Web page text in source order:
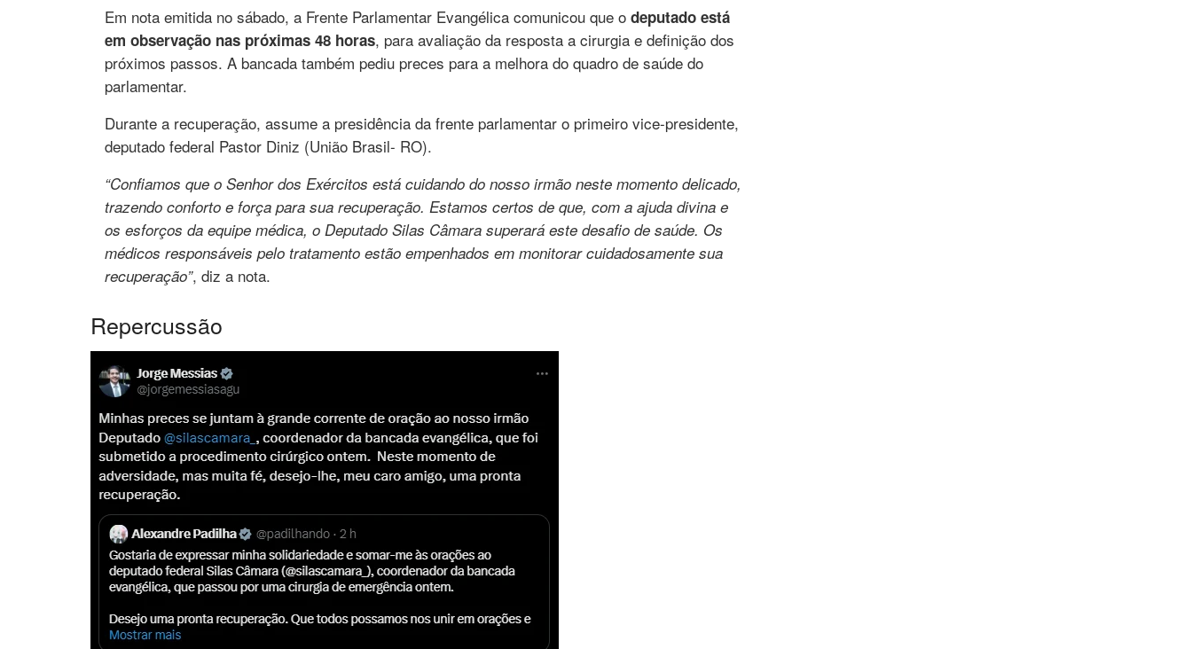
Em nota emitida no sábado, a Frente Parlamentar Evangélica comunicou que o deputado está
em observação nas próximas 48 horas, para avaliação da resposta a cirurgia e definição dos
próximos passos. A bancada também pediu preces para a melhora do quadro de saúde do
parlamentar.
Durante a recuperação, assume a presidência da frente parlamentar o primeiro vice-presidente,
deputado federal Pastor Diniz (União Brasil- RO).
“Confiamos que o Senhor dos Exércitos está cuidando do nosso irmão neste momento delicado,
trazendo conforto e força para sua recuperação. Estamos certos de que, com a ajuda divina e
os esforços da equipe médica, o Deputado Silas Câmara superará este desafio de saúde. Os
médicos responsáveis pelo tratamento estão empenhados em monitorar cuidadosamente sua
recuperação”, diz a nota.
Repercussão